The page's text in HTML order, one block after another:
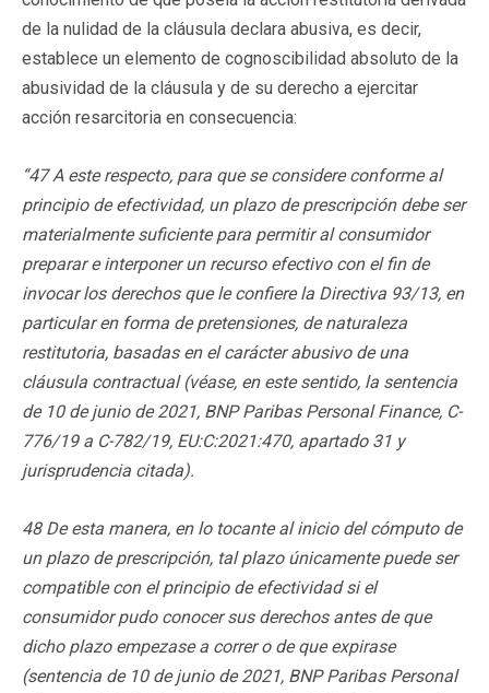
de la nulidad de la cláusula declara abusiva, es decir,
establece un elemento de cognoscibilidad absoluto de la
abusividad de la cláusula y de su derecho a ejercitar
acción resarcitoria en consecuencia:
“47 A este respecto, para que se considere conforme al
principio de efectividad, un plazo de prescripción debe ser
materialmente suficiente para permitir al consumidor
preparar e interponer un recurso efectivo con el fin de
invocar los derechos que le confiere la Directiva 93/13, en
particular en forma de pretensiones, de naturaleza
restitutoria, basadas en el carácter abusivo de una
cláusula contractual (véase, en este sentido, la sentencia
de 10 de junio de 2021, BNP Paribas Personal Finance, C-
776/19 a C-782/19, EU:C:2021:470, apartado 31 y
jurisprudencia citada).
48 De esta manera, en lo tocante al inicio del cómputo de
un plazo de prescripción, tal plazo únicamente puede ser
compatible con el principio de efectividad si el
consumidor pudo conocer sus derechos antes de que
dicho plazo empezase a correr o de que expirase
(sentencia de 10 de junio de 2021, BNP Paribas Personal